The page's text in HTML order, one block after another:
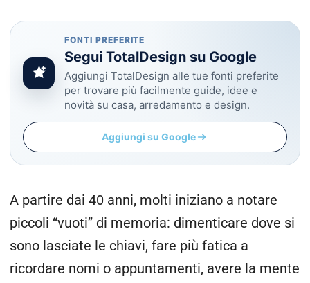
FONTI PREFERITE
Segui TotalDesign su Google
Aggiungi TotalDesign alle tue fonti preferite
per trovare più facilmente guide, idee e
novità su casa, arredamento e design.
Aggiungi su Google
A partire dai 40 anni, molti iniziano a notare
piccoli “vuoti” di memoria: dimenticare dove si
sono lasciate le chiavi, fare più fatica a
ricordare nomi o appuntamenti, avere la mente